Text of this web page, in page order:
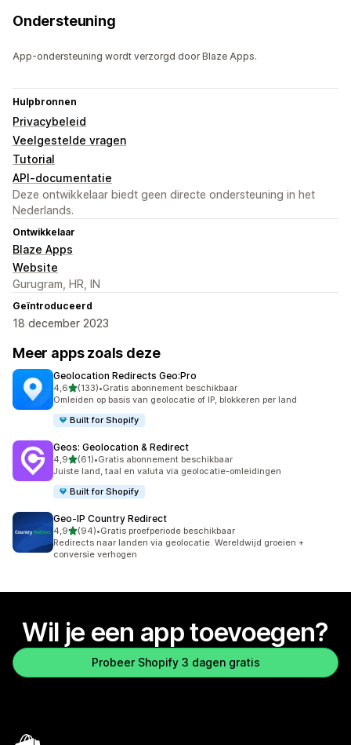
Ondersteuning
App-ondersteuning wordt verzorgd door Blaze Apps.
Hulpbronnen
Privacybeleid
Veelgestelde vragen
Tutorial
API-documentatie
Deze ontwikkelaar biedt geen directe ondersteuning in het
Nederlands.
Ontwikkelaar
Blaze Apps
Website
Gurugram, HR, IN
Geïntroduceerd
18 december 2023
Meer apps zoals deze
Geolocation Redirects Geo:Pro
4,6van 5 sterren
(133)
133 recensies in totaal
•Gratis abonnement beschikbaar
Omleiden op basis van geolocatie of IP, blokkeren per land
Built for Shopify
Geos: Geolocation & Redirect
4,9van 5 sterren
(61)
61 recensies in totaal
•Gratis abonnement beschikbaar
Juiste land, taal en valuta via geolocatie-omleidingen
Built for Shopify
Geo‑IP Country Redirect
4,9van 5 sterren
(94)
94 recensies in totaal
•Gratis proefperiode beschikbaar
Redirects naar landen via geolocatie. Wereldwijd groeien +
conversie verhogen
Wil je een app toevoegen?
Probeer Shopify 3 dagen gratis